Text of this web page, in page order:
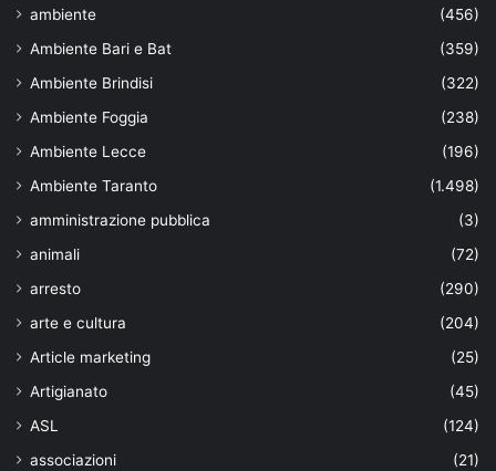
ambiente
(456)
Ambiente Bari e Bat
(359)
Ambiente Brindisi
(322)
Ambiente Foggia
(238)
Ambiente Lecce
(196)
Ambiente Taranto
(1.498)
amministrazione pubblica
(3)
animali
(72)
arresto
(290)
arte e cultura
(204)
Article marketing
(25)
Artigianato
(45)
ASL
(124)
associazioni
(21)